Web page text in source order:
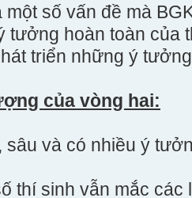
một số vấn đề mà
tưởng hoàn toàn của
triển những ý
của vòng hai:
sâu và có nhiều ý
thí sinh vẫn mắc